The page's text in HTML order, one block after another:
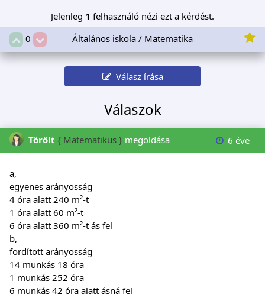
Jelenleg 1 felhasználó nézi ezt a kérdést.
0
Általános iskola / Matematika
Válasz írása
Válaszok
Törölt { Matematikus } megoldása 6 éve
a,
egyenes arányosság
4 óra alatt 240 m²-t
1 óra alatt 60 m²-t
6 óra alatt 360 m²-t ás fel
b,
fordított arányosság
14 munkás 18 óra
1 munkás 252 óra
6 munkás 42 óra alatt ásná fel